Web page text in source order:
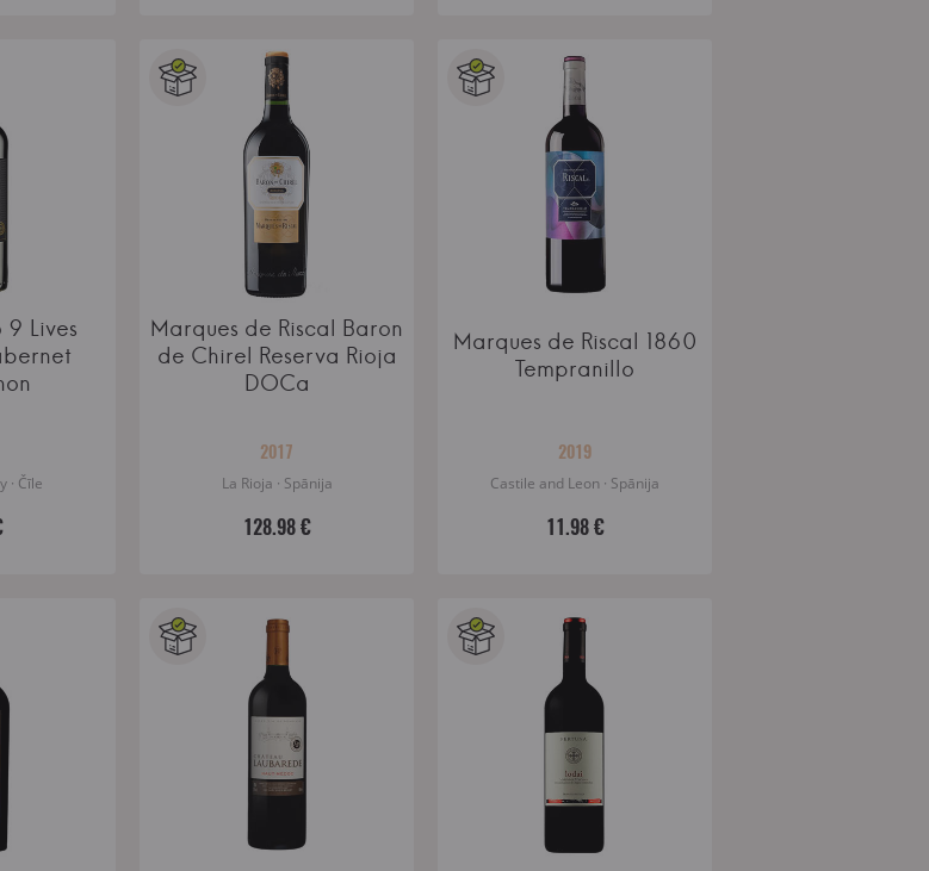
Lives
· Čīle
Marques de Riscal Baron
de Chirel Reserva Rioja
DOCa
2017
La Rioja · Spānija
128.98 €
Marques de Riscal 1860
Tempranillo
2019
Castile and Leon · Spānija
11.98 €